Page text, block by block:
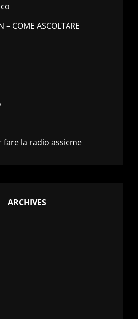
– COME ASCOLTARE
fare la radio assieme
ARCHIVES